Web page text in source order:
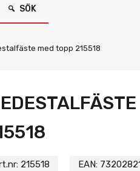
SÖK
med topp 215518
215518 EAN: